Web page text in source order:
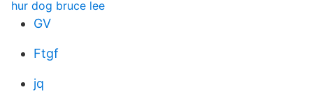
hur dog bruce lee
GV
Ftgf
jq